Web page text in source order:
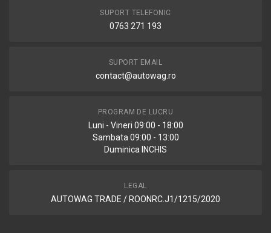
SUPORT TELEFONIC
0763 271 193
SUPORT EMAIL
contact@autowag.ro
PROGRAM DE LUCRU
Luni - Vineri 09:00 - 18:00
Sambata 09:00 - 13:00
Duminica INCHIS
LEGAL
AUTOWAG TRADE / ROONRC.J1/1215/2020